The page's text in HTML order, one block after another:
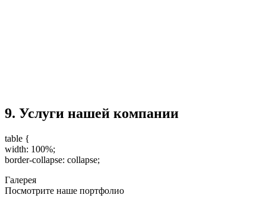
9. Услуги нашей компании
table {
width: 100%;
border-collapse: collapse;
Галерея
Посмотрите наше портфолио